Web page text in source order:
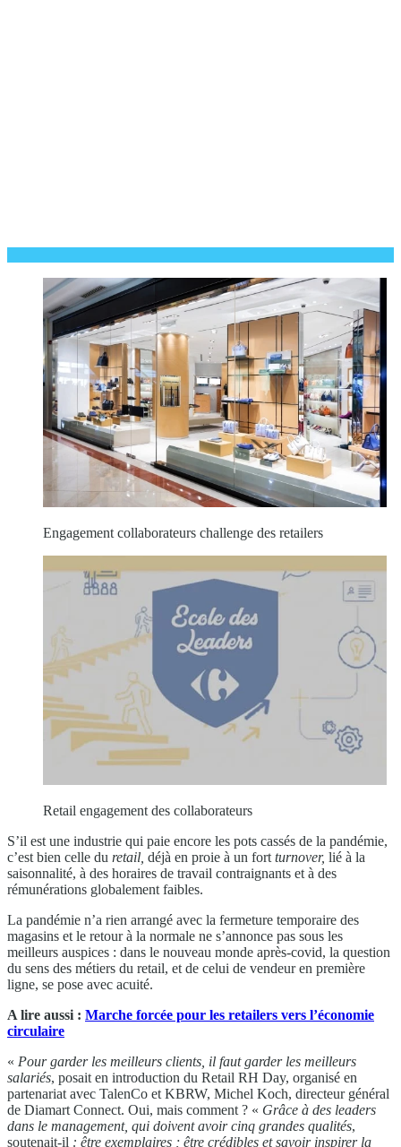
Engagement collaborateurs challenge des retailers
Retail engagement des collaborateurs
S’il est une industrie qui paie encore les pots cassés de la pandémie,
c’est bien celle du retail, déjà en proie à un fort turnover, lié à la
saisonnalité, à des horaires de travail contraignants et à des
rémunérations globalement faibles.
La pandémie n’a rien arrangé avec la fermeture temporaire des
magasins et le retour à la normale ne s’annonce pas sous les
meilleurs auspices : dans le nouveau monde après-covid, la question
du sens des métiers du retail, et de celui de vendeur en première
ligne, se pose avec acuité.
A lire aussi : Marche forcée pour les retailers vers l’économie
circulaire
« Pour garder les meilleurs clients, il faut garder les meilleurs
salariés, posait en introduction du Retail RH Day, organisé en
partenariat avec TalenCo et KBRW, Michel Koch, directeur général
de Diamart Connect. Oui, mais comment ? « Grâce à des leaders
dans le management, qui doivent avoir cinq grandes qualités,
soutenait-il : être exemplaires ; être crédibles et savoir inspirer la